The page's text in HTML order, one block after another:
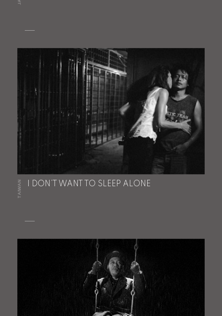
TAIWAN I DON’T WANT TO SLEEP ALONE